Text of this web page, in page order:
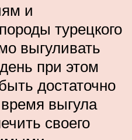
и
турецкого
выгуливать
при этом
достаточно
выгула
своего